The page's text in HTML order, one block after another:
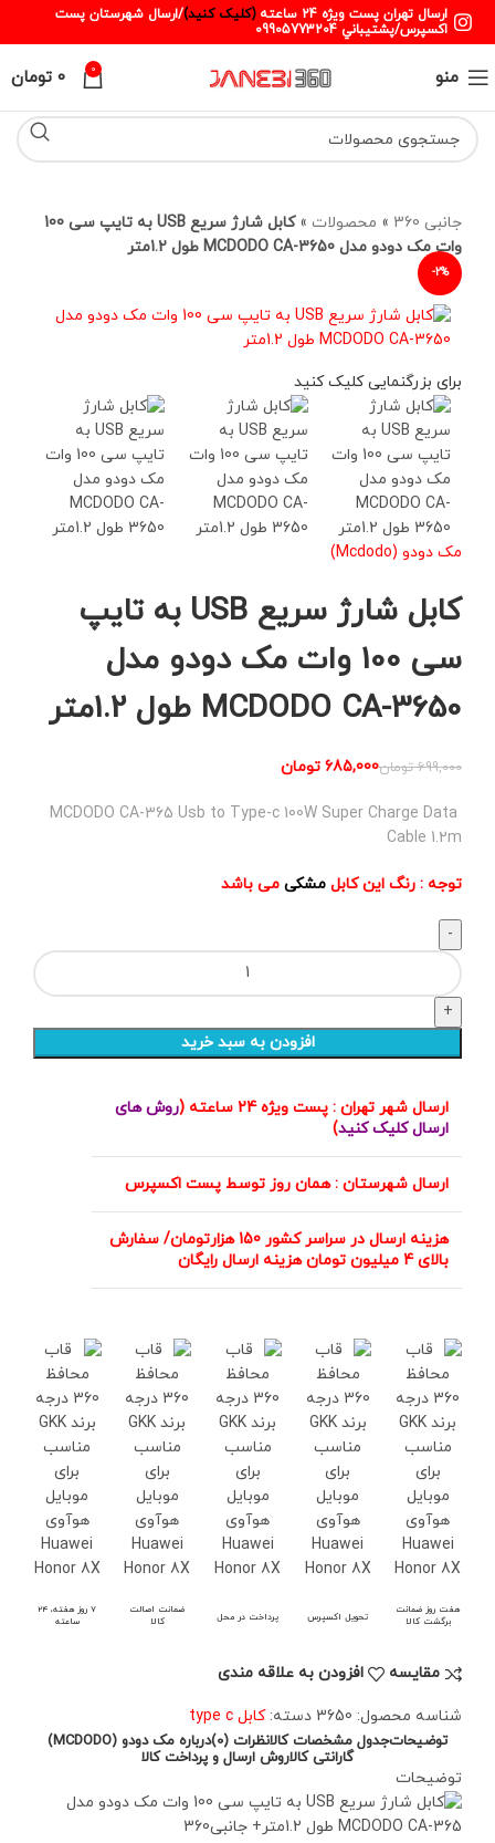
ارسال تهران پست ويژه 24 ساعته (کليک کنيد)/ارسال شهرستان پست
اکسپرس/پشتيباني 09905773204
منو 0
0 تومان
جانبی 360 » محصولات »
کابل شارژ سریع USB به تایپ سی 100
وات مک دودو مدل MCDODO CA-3650 طول 1.2متر
-2%
برای بزرگنمایی کلیک کنید
مک دودو (Mcdodo)
کابل شارژ سریع USB به تایپ
سی 100 وات مک دودو مدل
MCDODO CA-3650 طول 1.2متر
699,000 تومان685,000 تومان
MCDODO CA-365 Usb to Type-c 100W Super Charge Data
Cable 1.2m
توجه : رنگ این کابل مشکی می باشد
افزودن به سبد خرید
ارسال شهر تهران : پست ویژه 24 ساعته (
روش های
ارسال کلیک کنید)
ارسال شهرستان : همان روز توسط پست اکسپرس
هزینه ارسال در سراسر کشور 150 هزارتومان/ سفارش
بالای 4 میلیون تومان هزینه ارسال رایگان
هفت روز ضمانت
برگشت کالا
تحویل اکسپرس پرداخت در محل
ضمانت اصالت
کالا
7 روز هفته، 24
ساعته
مقايسه افزودن به علاقه مندی
شناسه محصول: 3650 دسته: کابل type c
توضیحاتجدول مشخصات کالانظرات (0)
درباره مک دودو (MCDODO)
گارانتی کالاروش ارسال و پرداخت کالا
توضیحات